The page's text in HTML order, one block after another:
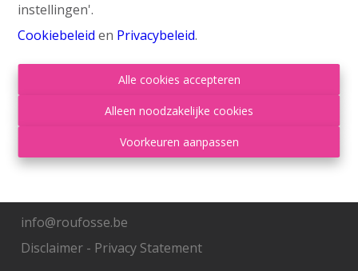
instellingen'.
Cookiebeleid en Privacybeleid.
Alle cookies accepteren
Alleen noodzakelijke cookies
Voorkeuren aanpassen
Contacteer ons
Grand'Route 548
4400 Flémalle
info@roufosse.be
Disclaimer - Privacy Statement